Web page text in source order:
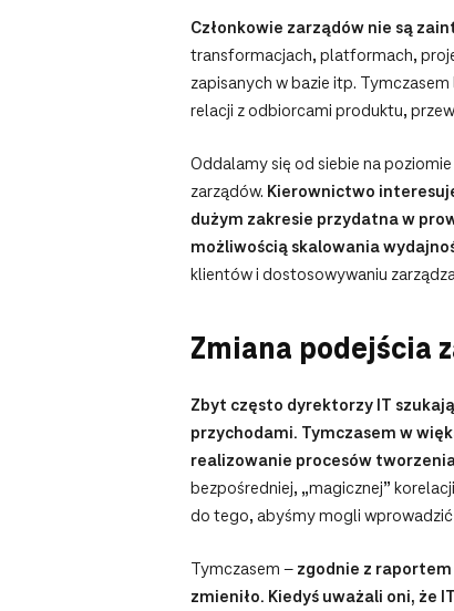
Członkowie zarządów nie są
transformacjach, platformach,
zapisanych w bazie itp.
relacji z odbiorcami produktu,
Oddalamy się od siebie na
zarządów. Kierownictwo
dużym zakresie przydatna w
możliwością skalowania
klientów i dostosowywaniu
Zmiana podejścia
Zbyt często dyrektorzy IT
przychodami. Tymczasem w
realizowanie procesów
bezpośredniej, „magicznej”
do tego, abyśmy mogli wprowadzić
Tymczasem – zgodnie z raportem
zmieniło. Kiedyś uważali oni, że